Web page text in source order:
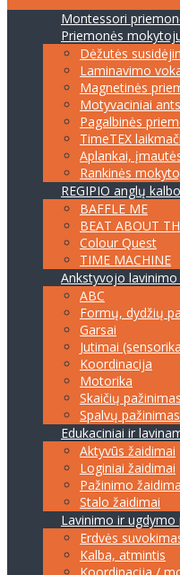
Montessori
Priemonės
Dėžutės
Laminavimo
Magnetinės
Motyvaciniai
Pagalbinės
TimeTEX
Aplankai,
Rankinės
REGIPIO anglų
BAFFLE ME
BEAT ABOUT
Colour Quest
TIME MACHINE
Ankstyvojo
ABC
Formų, dydžių
Garsai
Jutimai
Koordinacija
Motorika
Skaičių
Spalvų pažinimas
Edukaciniai ir
Aktyvūs žaidimai
Loginiai žaidimai
Pažinimo
Stalo žaidimai
Lavinimo ir ugdymo
Erdvės
Kalba, atmintis
Koordinacija /